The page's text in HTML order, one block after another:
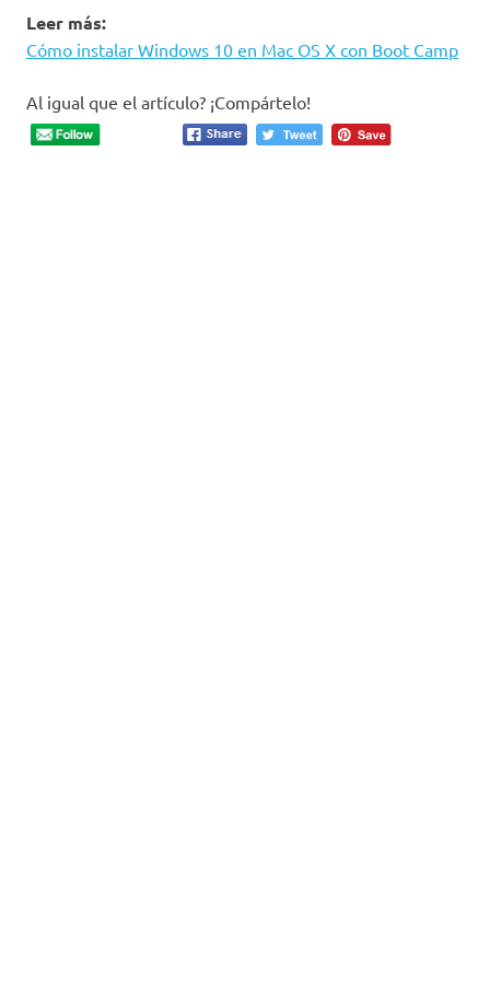
Leer más:
Cómo instalar Windows 10 en Mac OS X con Boot Camp
Al igual que el artículo? ¡Compártelo!